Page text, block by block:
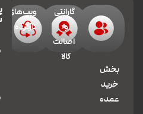
بخش
خرید
عمده
گارانتی
و
اصالت
کالا
ویپ‌های
کارکرده